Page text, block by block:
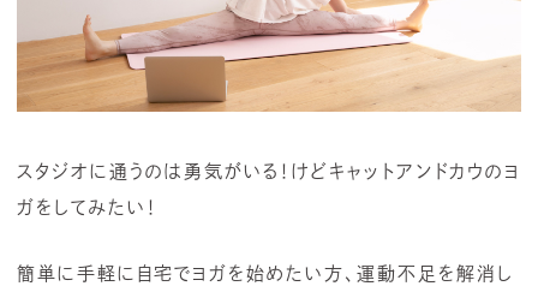
スタジオに通うのは勇気がいる！けどキャットアンドカウのヨ
ガをしてみたい！
簡単に手軽に自宅でヨガを始めたい方、運動不足を解消し